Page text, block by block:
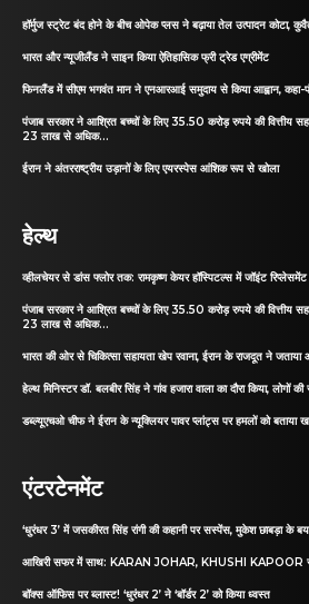
हॉर्मुज स्ट्रेट बंद होने के बीच ओपेक प्लस ने बढ़ाया तेल उत्पादन कोटा,
भारत और न्यूजीलैंड ने साइन किया ऐतिहासिक फ्री ट्रेड एग्रीमेंट
फिनलैंड में सीएम भगवंत मान ने एनआरआई समुदाय से किया आह्वान, कहा-
पंजाब सरकार ने आश्रित बच्चों के लिए 35.50 करोड़ रुपये की वित्तीय
23 लाख से अधिक...
ईरान ने अंतरराष्ट्रीय उड़ानों के लिए एयरस्पेस आंशिक रूप से खोला
हेल्थ
व्हीलचेयर से डांस फ्लोर तक: रामकृष्ण केयर हॉस्पिटल्स में जॉइंट रिप्लेसमेंट
पंजाब सरकार ने आश्रित बच्चों के लिए 35.50 करोड़ रुपये की वित्तीय
23 लाख से अधिक...
भारत की ओर से चिकित्सा सहायता खेप रवाना, ईरान के राजदूत ने जताया
हेल्थ मिनिस्टर डॉ. बलबीर सिंह ने गांव हजारा वाला का दौरा किया, लोगों
डब्ल्यूएचओ चीफ ने ईरान के न्यूक्लियर पावर प्लांट्स पर हमलों को बताया
एंटरटेनमेंट
‘धुरंधर 3’ में जसकीरत सिंह रांगी की कहानी पर सस्पेंस, मुकेश छाबड़ा के
आखिरी सफर में साथ: KARAN JOHAR, KHUSHI KAPOOR
बॉक्स ऑफिस पर ब्लास्ट! ‘धुरंधर 2’ ने ‘बॉर्डर 2’ को किया ध्वस्त